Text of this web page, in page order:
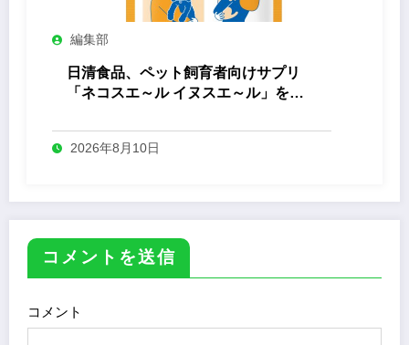
編集部
日清食品、ペット飼育者向けサプリ
「ネコスエ～ル イヌスエ～ル」を発
2026年8月10日
コメントを送信
コメント